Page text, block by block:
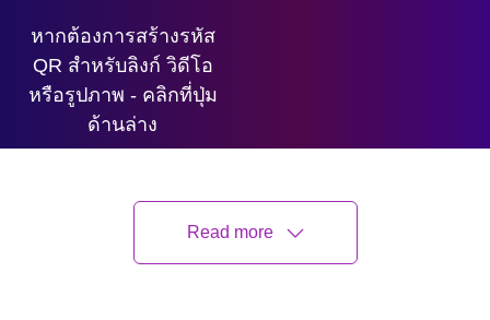
หากต้องการสร้างรหัส
QR สำหรับลิงก์ วิดีโอ
หรือรูปภาพ - คลิกที่ปุ่ม
ด้านล่าง
Read more